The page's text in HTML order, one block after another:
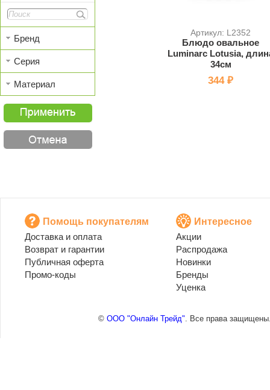
Бренд
Серия
Материал
Артикул: L2352
Блюдо овальное
Luminarc Lotusia,
34см
344 ₽
Помощь покупателям
Доставка и оплата
Возврат и гарантии
Публичная оферта
Промо-коды
Интересное
Акции
Распродажа
Новинки
Бренды
Уценка
© ООО "Онлайн Трейд". Все права